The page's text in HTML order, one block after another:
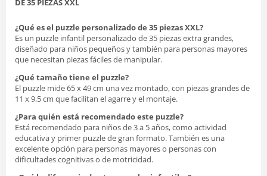
DE 35 PIEZAS XXL
¿Qué es el puzzle personalizado de 35 piezas XXL?
Es un puzzle infantil personalizado de 35 piezas extra grandes,
diseñado para niños pequeños y también para personas mayores
que necesitan piezas fáciles de manipular.
¿Qué tamaño tiene el puzzle?
El puzzle mide 65 x 49 cm una vez montado, con piezas grandes de
11 x 9,5 cm que facilitan el agarre y el montaje.
¿Para quién está recomendado este puzzle?
Está recomendado para niños de 3 a 5 años, como actividad
educativa y primer puzzle de gran formato. También es una
excelente opción para personas mayores o personas con
dificultades cognitivas o de motricidad.